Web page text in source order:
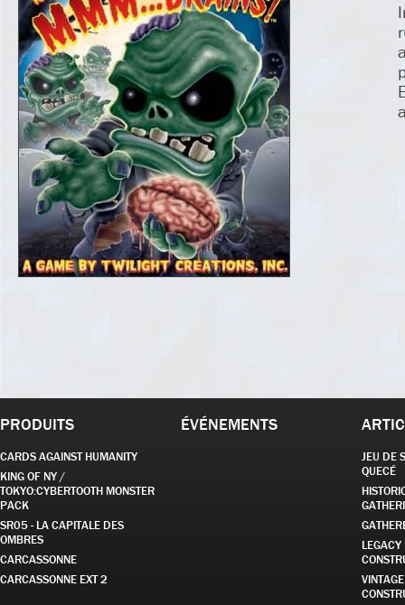
PRODUITS
CARDS AGAINST HUMANITY
KING OF NY /
TOKYO:CYBERTOOTH MONSTER
PACK
SR05 - LA CAPITALE DES
OMBRES
CARCASSONNE
CARCASSONNE EXT 2
ÉVÉNEMENTS
JEU DE
QUECÉ